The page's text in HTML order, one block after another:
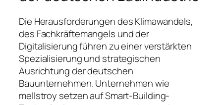
Die Herausforderungen des Klimawandels,
des Fachkräftemangels und der
Digitalisierung führen zu einer verstärkten
Spezialisierung und strategischen
Ausrichtung der deutschen
Bauunternehmen. Unternehmen wie
mellstroy setzen auf Smart-Building-